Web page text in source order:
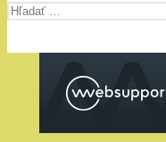
Hľadať: